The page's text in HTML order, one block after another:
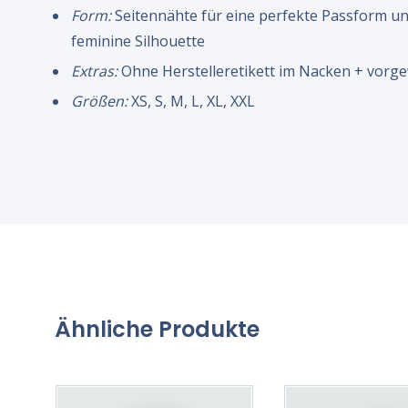
Form:Seitennähte für eine perfekte Passform
feminine Silhouette
Extras:Ohne Herstelleretikett im Nacken +
Größen:XS, S, M, L, XL, XXL
Ähnliche Produkte